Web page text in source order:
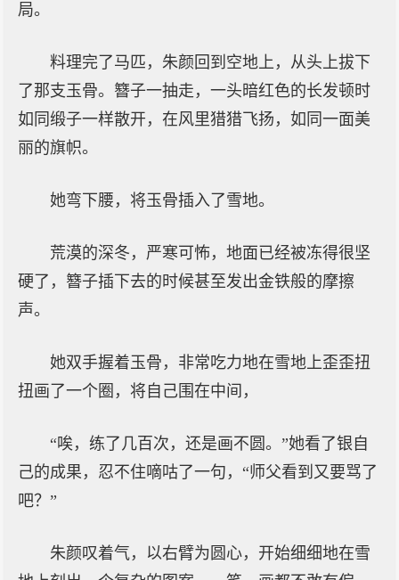
局。
料理完了马匹，朱颜回到空地上，从头上拔下
了那支玉骨。簪子一抽走，一头暗红色的长发顿时
如同缎子一样散开，在风里猎猎飞扬，如同一面美
丽的旗帜。
她弯下腰，将玉骨插入了雪地。
荒漠的深冬，严寒可怖，地面已经被冻得很坚
硬了，簪子插下去的时候甚至发出金铁般的摩擦
声。
她双手握着玉骨，非常吃力地在雪地上歪歪扭
扭画了一个圈，将自己围在中间，
“唉，练了几百次，还是画不圆。”她看了银自
己的成果，忍不住嘀咕了一句，“师父看到又要骂了
吧？”
朱颜叹着气，以右臂为圆心，开始细细地在雪